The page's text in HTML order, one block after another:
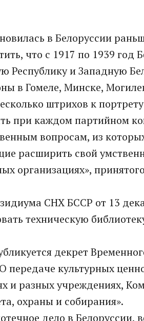
в Белоруссии
что с 1917 по 1939 год
Республику и Западную
в Гомеле, Минске,
штрихов к портрету
при каждом партийном
вопросам, из
расширить свой
организациях»,
СНХ БССР от 13
техническую
декрет
передаче культурных
и разных учреждениях,
охраны и собирания».
дело в Белоруссии,